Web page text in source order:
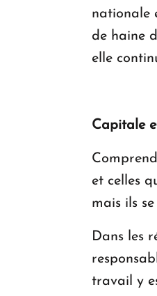
nationale
de haine
elle
Capitale
et celles
mais ils
Dans les
travail y